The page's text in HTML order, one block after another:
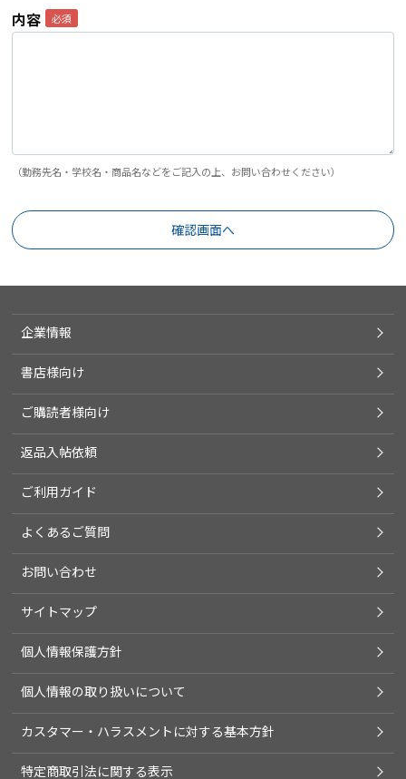
内容
（勤務先名・学校名・商品名などをご記入の上、お問い合わせください）
企業情報
書店様向け
ご購読者様向け
返品入帖依頼
ご利用ガイド
よくあるご質問
お問い合わせ
サイトマップ
個人情報保護方針
個人情報の取り扱いについて
カスタマー・ハラスメントに対する基本方針
特定商取引法に関する表示